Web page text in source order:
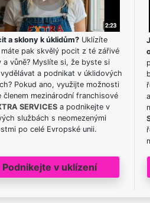
a sklony k úklidům?Uklízíte
máte pak skvělý pocit z té zářivé
vůně? Myslíte si, že byste si
a podnikat v úklidových
Pokud ano, využijte možnosti
členem mezinárodní franchisové
SERVICESa podnikejte v
službách s neomezenými
po celé Evropské unii.
Podnikejte v uklízení